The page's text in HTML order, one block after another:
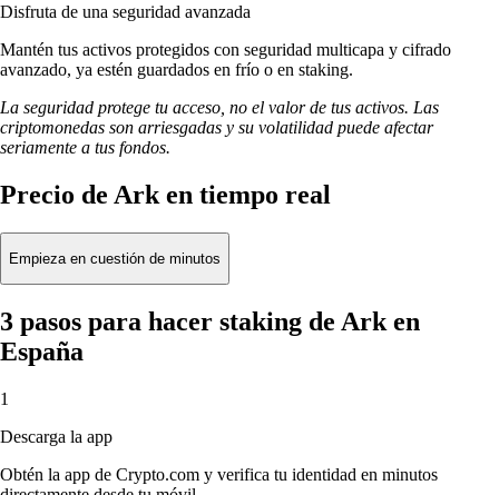
Disfruta de una seguridad avanzada
Mantén tus activos protegidos con seguridad multicapa y cifrado
avanzado, ya estén guardados en frío o en staking.
La seguridad protege tu acceso, no el valor de tus activos. Las
criptomonedas son arriesgadas y su volatilidad puede afectar
seriamente a tus fondos.
Precio de Ark en tiempo real
Empieza en cuestión de minutos
3 pasos para hacer staking de Ark en
España
1
Descarga la app
Obtén la app de Crypto.com y verifica tu identidad en minutos